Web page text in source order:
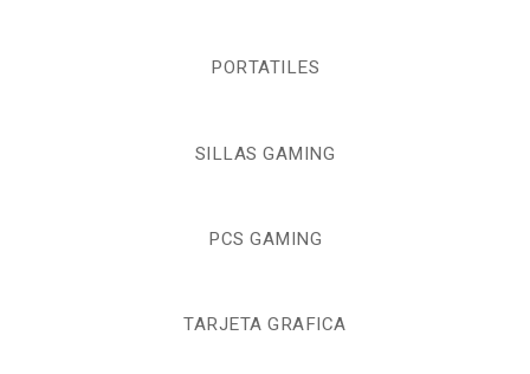
PORTATILES
SILLAS GAMING
PCS GAMING
TARJETA GRAFICA